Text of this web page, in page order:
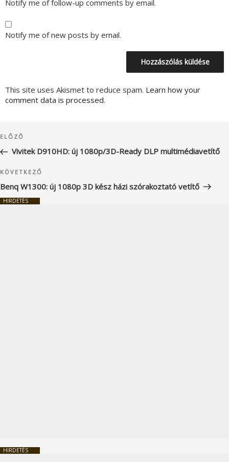
Notify me of follow-up comments by email.
Notify me of new posts by email.
This site uses Akismet to reduce spam. Learn how your
comment data is processed.
navigáció
Korábbi
bejegyzés
ELŐZŐ
Vivitek D910HD: új 1080p/3D-Ready DLP multimédiavetítő
Következő
bejegyzés
KÖVETKEZŐ
Benq W1300: új 1080p 3D kész házi szórakoztató vetítő
HIRDETÉS
HIRDETÉS